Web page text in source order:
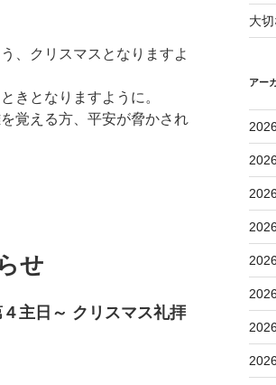
、クリスマスとなりますよ
きとなりますように。
覚える方、平安が脅かされ
せ
主日～ クリスマス礼拝
大
アー